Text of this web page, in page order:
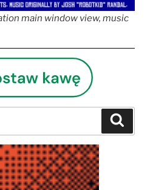
main window view, music